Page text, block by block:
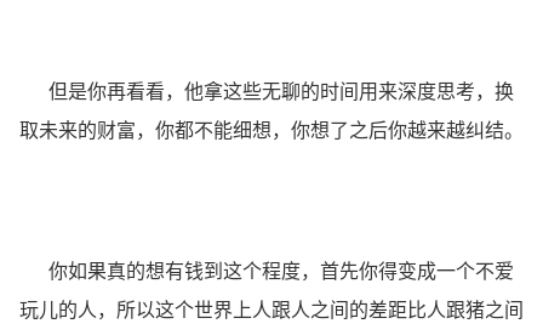
但是你再看看，他拿这些无聊的时间用来深度思考，换
取未来的财富，你都不能细想，你想了之后你越来越纠结。
你如果真的想有钱到这个程度，首先你得变成一个不爱
玩儿的人，所以这个世界上人跟人之间的差距比人跟猪之间